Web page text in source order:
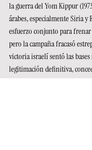
la guerra del Yom Kippur
árabes, especialmente Siria
esfuerzo conjunto para
pero la campaña fracasó
victoria israelí sentó las
legitimación definitiva,
de conquista, sino también